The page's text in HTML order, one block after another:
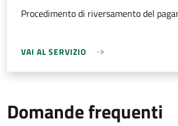
Procedimento di riversamento del
VAI AL SERVIZIO
Domande frequenti